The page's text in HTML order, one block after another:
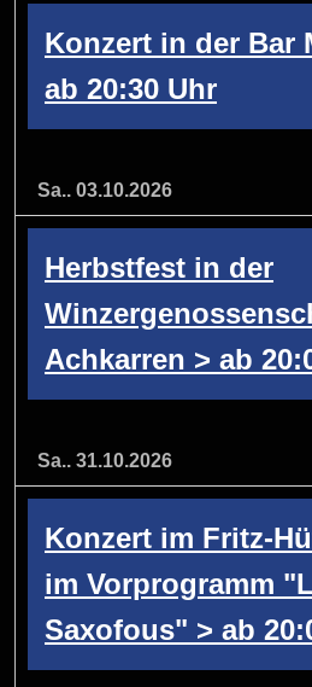
Konzert in der Bar
ab 20:30 Uhr
Sa.. 03.10.2026
Herbstfest in der
Achkarren > ab
Sa.. 31.10.2026
Konzert im Fritz-
im Vorprogramm
Saxofous" > ab